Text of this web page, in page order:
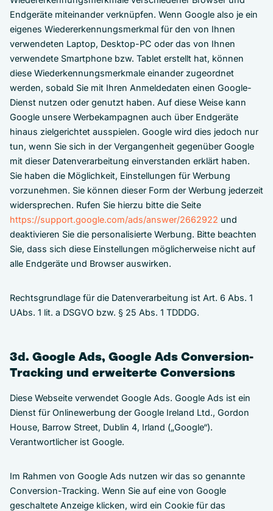
Endgeräte miteinander verknüpfen. Wenn Google also je ein
eigenes Wiedererkennungsmerkmal für den von Ihnen
verwendeten Laptop, Desktop-PC oder das von Ihnen
verwendete Smartphone bzw. Tablet erstellt hat, können
diese Wiederkennungsmerkmale einander zugeordnet
werden, sobald Sie mit Ihren Anmeldedaten einen Google-
Dienst nutzen oder genutzt haben. Auf diese Weise kann
Google unsere Werbekampagnen auch über Endgeräte
hinaus zielgerichtet ausspielen. Google wird dies jedoch nur
tun, wenn Sie sich in der Vergangenheit gegenüber Google
mit dieser Datenverarbeitung einverstanden erklärt haben.
Sie haben die Möglichkeit, Einstellungen für Werbung
vorzunehmen. Sie können dieser Form der Werbung jederzeit
widersprechen. Rufen Sie hierzu bitte die Seite
https://support.google.com/ads/answer/2662922 und
deaktivieren Sie die personalisierte Werbung. Bitte beachten
Sie, dass sich diese Einstellungen möglicherweise nicht auf
alle Endgeräte und Browser auswirken.
Rechtsgrundlage für die Datenverarbeitung ist Art. 6 Abs. 1
UAbs. 1 lit. a DSGVO bzw. § 25 Abs. 1 TDDDG.
3d. Google Ads, Google Ads Conversion-
Tracking und erweiterte Conversions
Diese Webseite verwendet Google Ads. Google Ads ist ein
Dienst für Onlinewerbung der Google Ireland Ltd., Gordon
House, Barrow Street, Dublin 4, Irland („Google“).
Verantwortlicher ist Google.
Im Rahmen von Google Ads nutzen wir das so genannte
Conversion-Tracking. Wenn Sie auf eine von Google
geschaltete Anzeige klicken, wird ein Cookie für das